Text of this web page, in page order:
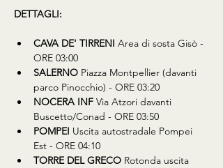
DETTAGLI:
CAVA DE' TIRRENI Area di sosta Gisò -
ORE 03:00
SALERNO Piazza Montpellier (davanti
parco Pinocchio) - ORE 03:20
NOCERA INF Via Atzori davanti
Buscetto/Conad - ORE 03:50
POMPEI Uscita autostradale Pompei
Est - ORE 04:10
TORRE DEL GRECO Rotonda uscita